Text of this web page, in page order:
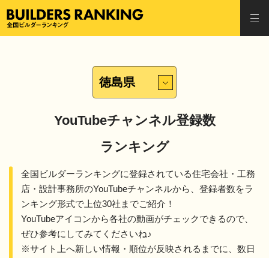
YouTubeチャンネル登録数
ランキング
全国ビルダーランキングに登録されている住宅会社・工務
店・設計事務所のYouTubeチャンネルから、登録者数をラ
ンキング形式で 上位30社までご紹介！
YouTubeアイコンから各社の動画がチェックできるので、
ぜひ参考にしてみてくださいね♪
※サイト上へ新しい情報・順位が反映されるまでに、数日